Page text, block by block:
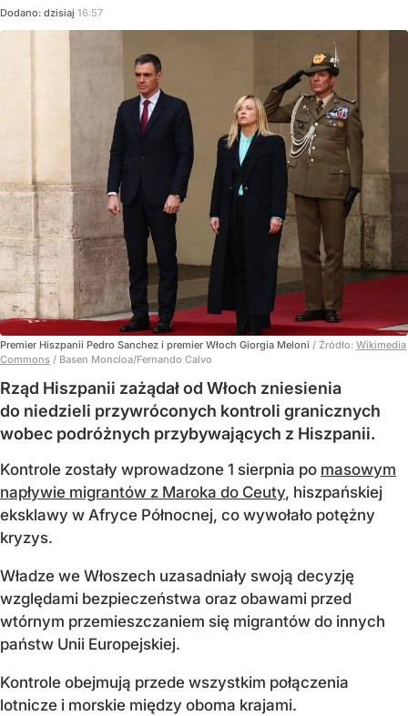
Dodano: dzisiaj 16:57
Premier Hiszpanii Pedro Sanchez i premier Włoch Giorgia Meloni / Źródło: Wikimedia
Commons / Basen Moncloa/Fernando Calvo
Rząd Hiszpanii zażądał od Włoch zniesienia
do niedzieli przywróconych kontroli granicznych
wobec podróżnych przybywających z Hiszpanii.
Kontrole zostały wprowadzone 1 sierpnia po masowym
napływie migrantów z Maroka do Ceuty, hiszpańskiej
eksklawy w Afryce Północnej, co wywołało potężny
kryzys.
Władze we Włoszech uzasadniały swoją decyzję
względami bezpieczeństwa oraz obawami przed
wtórnym przemieszczaniem się migrantów do innych
państw Unii Europejskiej.
Kontrole obejmują przede wszystkim połączenia
lotnicze i morskie między oboma krajami.